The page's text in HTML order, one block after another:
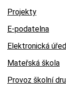
Projekty
E-podatelna
Elektronická
Mateřská škola
Provoz školní